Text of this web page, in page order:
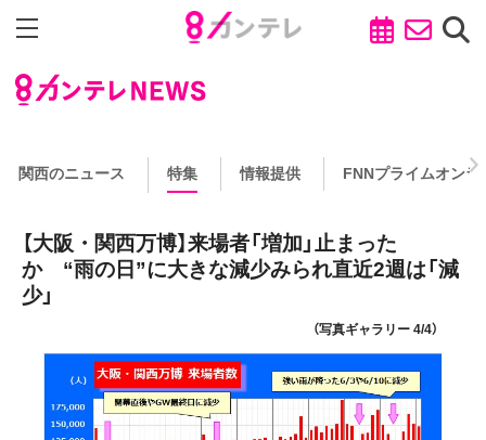
関西のニュース 特集 情報提供 FNNプライムオンラ
【大阪・関西万博】来場者「増加」止まった
か “雨の日”に大きな減少みられ直近2週は「減
少」
（写真ギャラリー 4/4）